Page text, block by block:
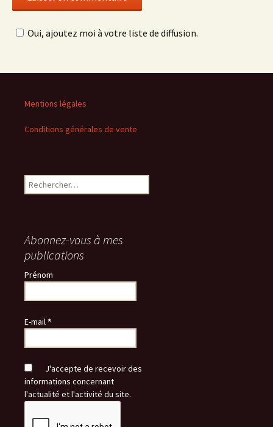
Oui, ajoutez moi à votre liste de diffusion.
Mentions légales
Conditions générales de vente
Rechercher :
Abonnez-vous à mes
publications
Prénom
E-mail*
J'accepte de recevoir des
informations concernant
l'actualité et l'activité du site.